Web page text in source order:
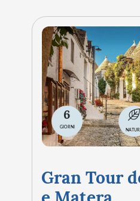
PROSSIMA
Città da visitare:
Pisa
Cinque Terre - Firenze
Vedi tutte le date